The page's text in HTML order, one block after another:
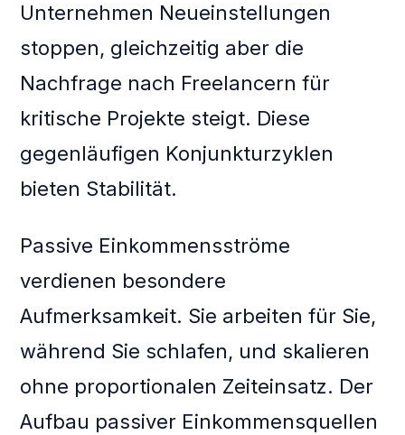
Unternehmen Neueinstellungen
stoppen, gleichzeitig aber die
Nachfrage nach Freelancern für
kritische Projekte steigt. Diese
gegenläufigen Konjunkturzyklen
bieten Stabilität.
Passive Einkommensströme
verdienen besondere
Aufmerksamkeit. Sie arbeiten für Sie,
während Sie schlafen, und skalieren
ohne proportionalen Zeiteinsatz. Der
Aufbau passiver Einkommensquellen